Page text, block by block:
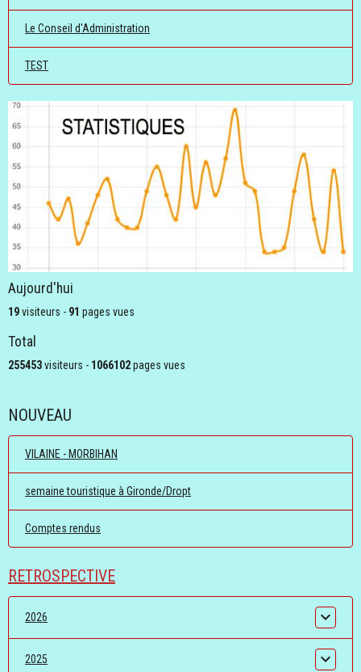
Le Conseil d'Administration
TEST
Aujourd'hui
19visiteurs - 91 pages vues
Total
255453visiteurs - 1066102pages vues
NOUVEAU
VILAINE - MORBIHAN
semaine touristique à Gironde/Dropt
Comptes rendus
RETROSPECTIVE
2026
2025